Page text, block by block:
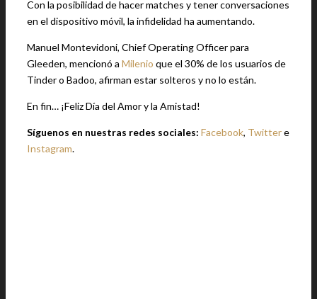
Con la posibilidad de hacer matches y tener conversaciones
en el dispositivo móvil, la infidelidad ha aumentando.
Manuel Montevidoni, Chief Operating Officer para
Gleeden, mencionó a Milenio que el 30% de los usuarios de
Tinder o Badoo, afirman estar solteros y no lo están.
En fin… ¡Feliz Día del Amor y la Amistad!
Síguenos en nuestras redes sociales: Facebook, Twittere
Instagram.